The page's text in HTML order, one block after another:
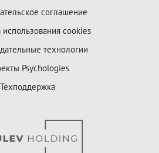
соглашение
использования cookies
технологии
Psychologies
Техподдержка